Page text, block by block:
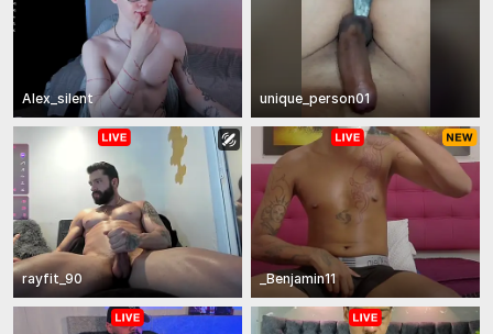
Alex_silent unique_person01
rayfit_90 _Benjamin11